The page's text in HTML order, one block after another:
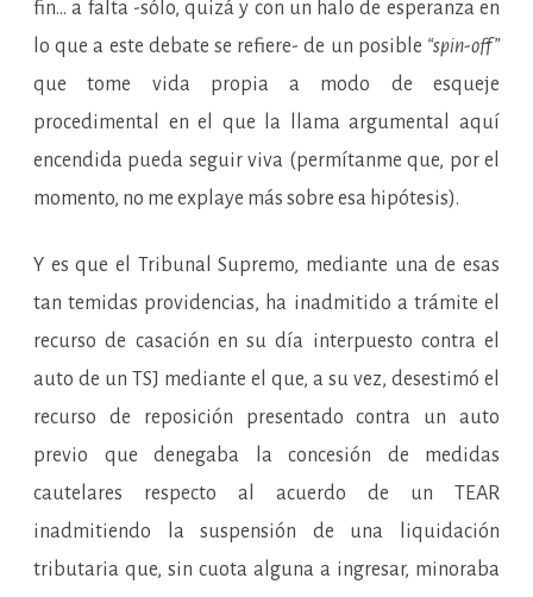
fin… a falta -sólo, quizá y con un halo de esperanza en
lo que a este debate se refiere- de un posible “spin-off”
que tome vida propia a modo de esqueje
procedimental en el que la llama argumental aquí
encendida pueda seguir viva (permítanme que, por el
momento, no me explaye más sobre esa hipótesis).
Y es que el Tribunal Supremo, mediante una de esas
tan temidas providencias, ha inadmitido a trámite el
recurso de casación en su día interpuesto contra el
auto de un TSJ mediante el que, a su vez, desestimó el
recurso de reposición presentado contra un auto
previo que denegaba la concesión de medidas
cautelares respecto al acuerdo de un TEAR
inadmitiendo la suspensión de una liquidación
tributaria que, sin cuota alguna a ingresar, minoraba